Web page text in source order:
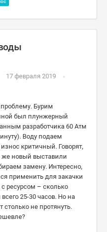
17 февраля 2019
Бурим
был плунжерный
разработчика 60 Атм
Воду подаем
критичный. Говорят,
же новый выставили
замену. Интересно,
применить для закачки
ресурсом – сколько
25-30 часов. Но на
не протянуть.